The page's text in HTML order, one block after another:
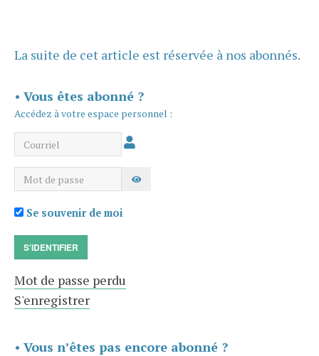
La suite de cet article est réservée à nos abonnés.
• Vous êtes abonné ?
Accédez à votre espace personnel :
Courriel
Mot de passe AFFICHER LE MOT DE PASSE
Se souvenir de moi
S'IDENTIFIER
Mot de passe perdu
S'enregistrer
• Vous n’êtes pas encore abonné ?